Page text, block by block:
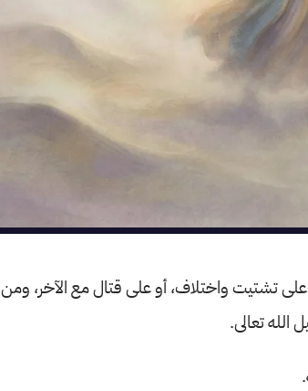
تشتيت واختلاف، أو على قتال مع الآخر، ومن
تعالى.